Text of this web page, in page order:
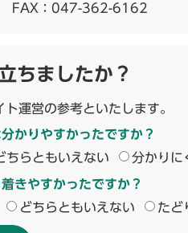
FAX：047-362-6162
ちましたか？
運営の参考といたします。
かりやすかったですか？
ちらともいえない 分かりに
きやすかったですか？
どちらともいえない たど